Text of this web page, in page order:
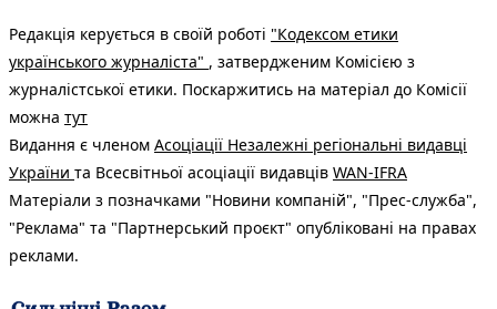
Редакція керується в своїй роботі "Кодексом етики
українського журналіста" , затвердженим Комісією з
журналістської етики. Поскаржитись на матеріал до Комісії
можна тут
Видання є членом Асоціації Незалежні регіональні видавці
України та Всесвітньої асоціації видавців WAN-IFRA
Матеріали з позначками "Новини компаній", "Прес-служба",
"Реклама" та "Партнерський проєкт" опубліковані на правах
реклами.